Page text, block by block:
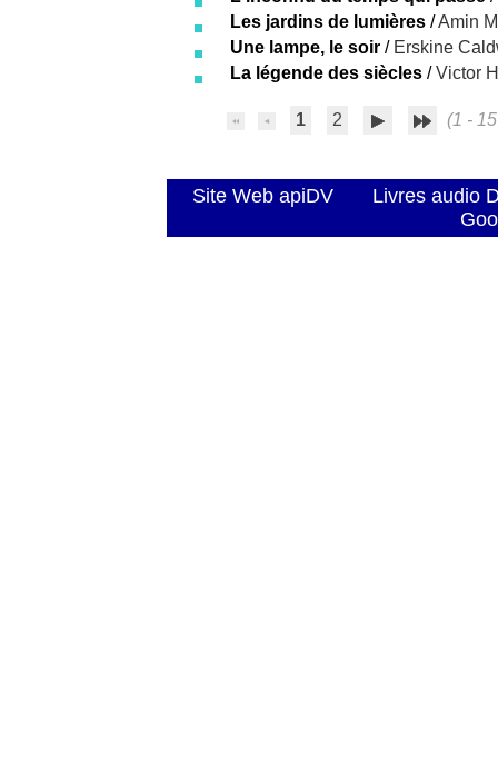
Les jardins de lumières /Amin
Une lampe, le soir / Erskine
La légende des siècles /Victor
1 2 (1 -
Site Web apiDV
Livres audio